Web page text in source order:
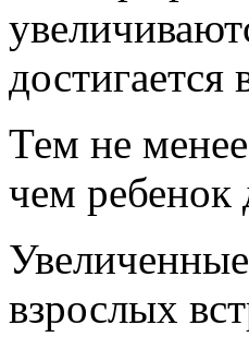
достигается
Тем не
чем ребенок
взрослых